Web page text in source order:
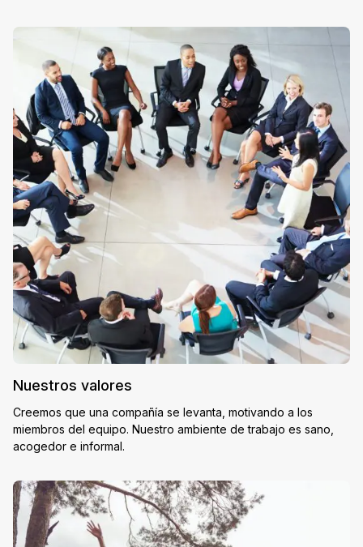
Nuestros valores
Creemos que una compañía se levanta, motivando a los
miembros del equipo. Nuestro ambiente de trabajo es sano,
acogedor e informal.